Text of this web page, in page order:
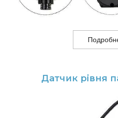
Датчик рівня